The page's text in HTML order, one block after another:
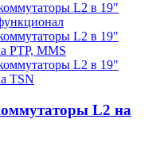
L2 в 19"
L2 в 19"
PTP, MMS
L2 в 19"
TSN
L2 на